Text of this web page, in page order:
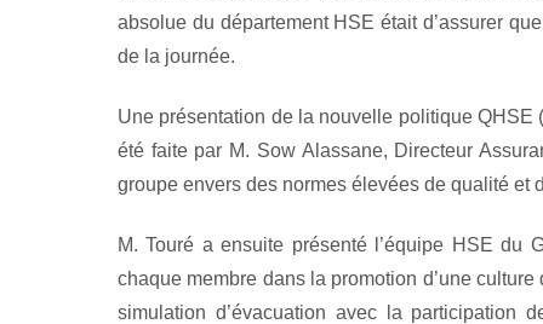
absolue du département HSE était d’assurer
de la journée.
Une présentation de la nouvelle politique
été faite par M. Sow Alassane, Directeur
groupe envers des normes élevées de qualité et
M. Touré a ensuite présenté l’équipe HSE du
chaque membre dans la promotion d’une
simulation d’évacuation avec la participation